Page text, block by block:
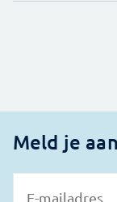
Meld je